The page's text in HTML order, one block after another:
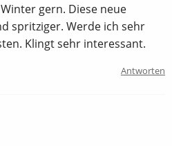
gern. Diese neue
spritziger. Werde ich sehr
Klingt sehr interessant.
Antworten